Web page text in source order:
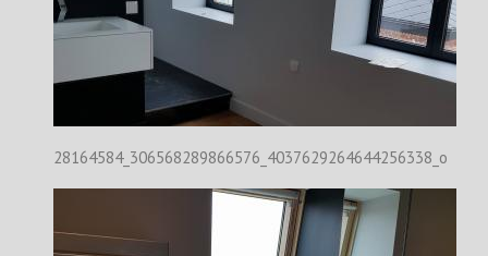
28164584_306568289866576_4037629264644256338_o